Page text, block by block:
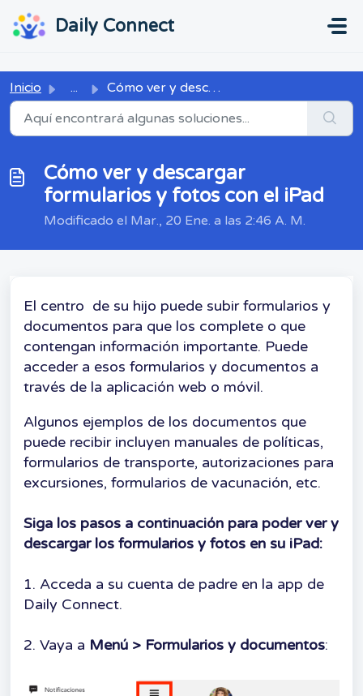
Daily Connect
Inicio ... Cómo ver y descargar formularios y fotos con el iPad
Cómo ver y descargar
formularios y fotos con el iPad
Modificado el Mar., 20 Ene. a las 2:46 A. M.
El centro de su hijo puede subir formularios y
documentos para que los complete o que
contengan información importante. Puede
acceder a esos formularios y documentos a
través de la aplicación web o móvil.
Algunos ejemplos de los documentos que
puede recibir incluyen manuales de políticas,
formularios de transporte, autorizaciones para
excursiones, formularios de vacunación, etc.
Siga los pasos a continuación para poder ver y
descargar los formularios y fotos en su iPad:
1. Acceda a su cuenta de padre en la app de
Daily Connect.
2. Vaya a Menú > Formularios y documentos: